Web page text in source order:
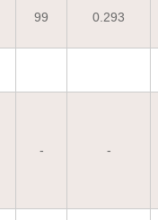
99 0.293
- -